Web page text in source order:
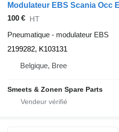
100 € HT
Pneumatique - modulateur EBS
2199282, K103131
Belgique, Bree
Smeets & Zonen Spare Parts